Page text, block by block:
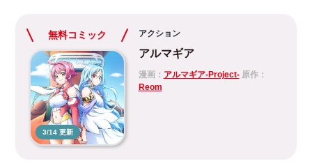
無料コミック
3/14 更新
アクション
アルマギア
漫画： アルマギア-Project-原作：
Reom